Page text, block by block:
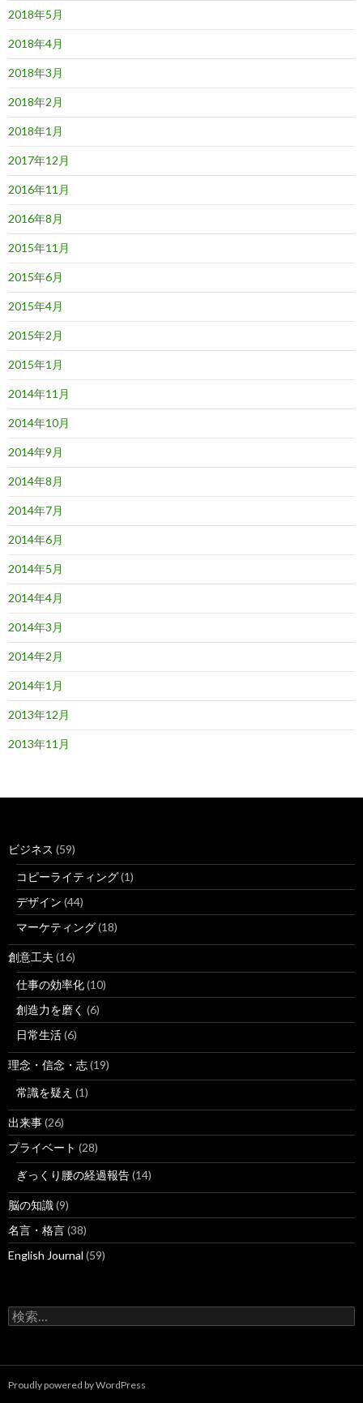
2018年5月
2018年4月
2018年3月
2018年2月
2018年1月
2017年12月
2016年11月
2016年8月
2015年11月
2015年6月
2015年4月
2015年2月
2015年1月
2014年11月
2014年10月
2014年9月
2014年8月
2014年7月
2014年6月
2014年5月
2014年4月
2014年3月
2014年2月
2014年1月
2013年12月
2013年11月
ビジネス (59)
コピーライティング(1)
デザイン (44)
マーケティング(18)
創意工夫 (16)
仕事の効率化(10)
創造力を磨く (6)
日常生活(6)
理念・信念・志(19)
常識を疑え (1)
出来事(26)
プライベート (28)
ぎっくり腰の経過報告(14)
脳の知識(9)
名言・格言(38)
English Journal (59)
検
索:
Proudly powered by WordPress